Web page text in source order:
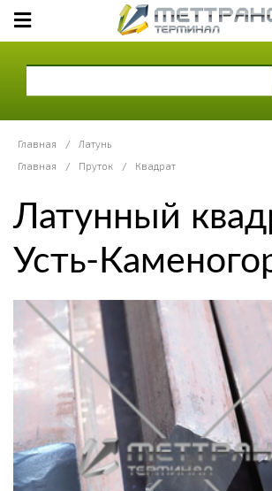
Главная /
Латунь
Главная
/ Пруток / Квадрат
Латунный
Усть-